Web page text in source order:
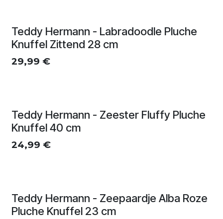
Teddy Hermann - Labradoodle Pluche
Knuffel Zittend 28 cm
29,99 €
Teddy Hermann - Zeester Fluffy Pluche
Knuffel 40 cm
24,99 €
Teddy Hermann - Zeepaardje Alba Roze
Pluche Knuffel 23 cm